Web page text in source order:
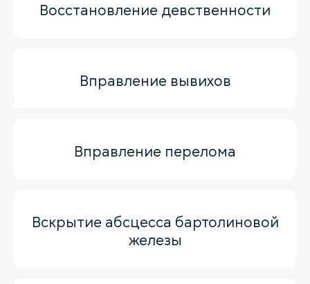
Восстановление девственности
Вправление вывихов
Вправление перелома
Вскрытие абсцесса бартолиновой
железы